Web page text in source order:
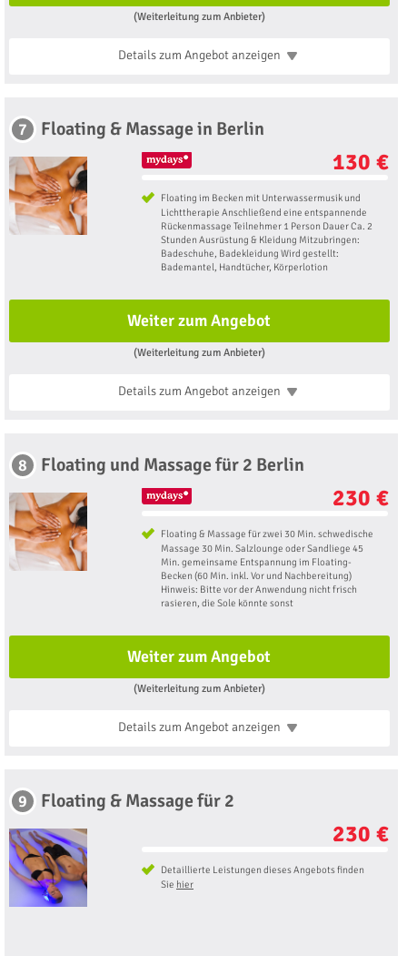
(Weiterleitung zum Anbieter)
Details zum Angebotanzeigen
7 Floating & Massage in Berlin
130 €
Floating im Becken mit Unterwassermusik und
Lichttherapie Anschließend eine entspannende
Rückenmassage Teilnehmer 1 Person Dauer Ca. 2
Stunden Ausrüstung & Kleidung Mitzubringen:
Badeschuhe, Badekleidung Wird gestellt:
Bademantel, Handtücher, Körperlotion
Weiter zum Angebot
(Weiterleitung zum Anbieter)
Details zum Angebotanzeigen
8 Floating und Massage für 2 Berlin
230 €
Floating & Massage für zwei 30 Min. schwedische
Massage 30 Min. Salzlounge oder Sandliege 45
Min. gemeinsame Entspannung im Floating-
Becken (60 Min. inkl. Vor und Nachbereitung)
Hinweis: Bitte vor der Anwendung nicht frisch
rasieren, die Sole könnte sonst
Weiter zum Angebot
(Weiterleitung zum Anbieter)
Details zum Angebotanzeigen
9 Floating & Massage für 2
230 €
Detaillierte Leistungen dieses Angebots finden
Sie hier